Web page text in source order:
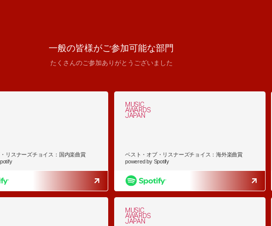
一般の皆様がご参加可能な部門
たくさんのご参加ありがとうございました
リスナーズチョイス：国内楽曲賞
MUSIC
AWARDS
JAPAN
ベスト・オブ・リスナーズチョイス：海外楽曲賞
powered by Spotify
MUSIC
AWARDS
JAPAN